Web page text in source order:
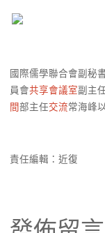
國際儒學聯合會副秘
員會共享會議室副主
間部主任交流常海峰
責任編輯：近復